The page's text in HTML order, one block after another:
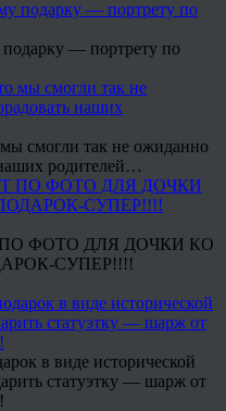
— портрету по
смогли так не ожиданно
родителей…
ФОТО ДЛЯ ДОЧКИ КО
СУПЕР!!!!
в виде исторической
статуэтку — шарж от